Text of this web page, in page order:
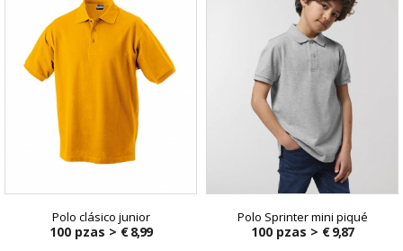
Polo clásico junior
100 pzas > € 8,99
Polo Sprinter mini piqué
100 pzas > € 9,87